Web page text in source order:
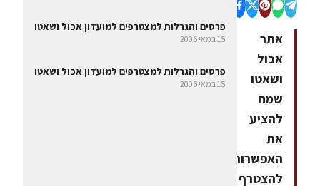
אתר
אכול
ושאטו
שמח
להציע
את
האפשרות
להצטרף
פרסים והגרלות למצטרפים למועדון אכול ושאטו
15 במאי 2006
פרסים והגרלות למצטרפים למועדון אכול ושאטו
15 במאי 2006